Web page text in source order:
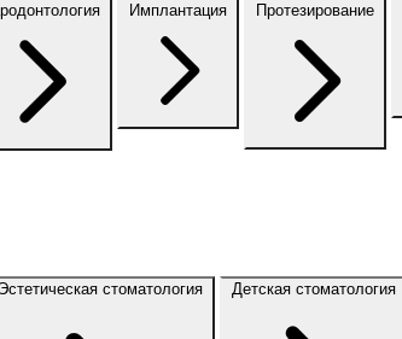
Имплантация Протезирование
Эстетическая стоматология Детская стоматология